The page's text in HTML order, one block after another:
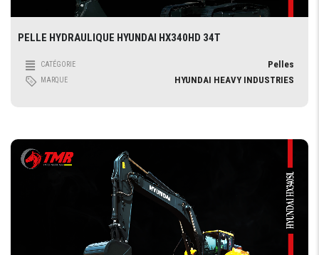
PELLE HYDRAULIQUE HYUNDAI HX340HD 34T
CATÉGORIE Pelles
MARQUE HYUNDAI HEAVY INDUSTRIES